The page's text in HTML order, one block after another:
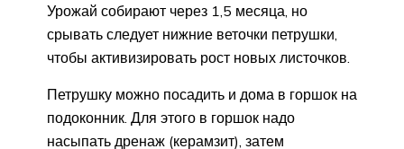
Урожай собирают через 1,5 месяца, но
срывать следует нижние веточки петрушки,
чтобы активизировать рост новых листочков.
Петрушку можно посадить и дома в горшок на
подоконник. Для этого в горшок надо
насыпать дренаж (керамзит), затем